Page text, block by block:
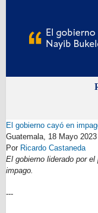
El gobierno cayó en
Guatemala, 18 Mayo 2023
Por Ricardo Castaneda
El gobierno liderado por
impago.
---